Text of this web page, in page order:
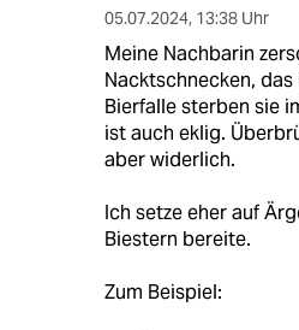
05.07.2024, 13:38 Uhr
Meine Nachbarin
Nacktschnecken,
Bierfalle sterben sie
ist auch eklig.
aber widerlich.
Ich setze eher auf
Biestern bereite.
Zum Beispiel: